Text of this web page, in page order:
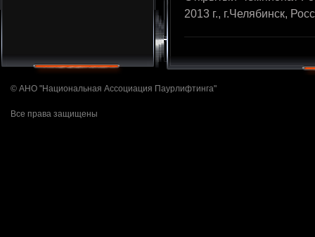
2013 г., г.Челябинск,
© АНО "Национальная Ассоциация Паурлифтинга"
Все права защищены